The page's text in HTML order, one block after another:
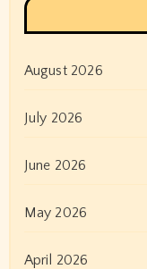
August 2026
July 2026
June 2026
May 2026
April 2026